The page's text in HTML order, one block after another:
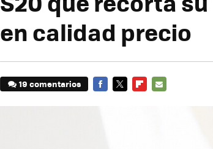
en calidad precio
19 comentarios